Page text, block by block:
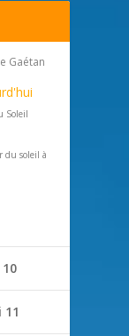
Gaétan
Soleil
du soleil à
11